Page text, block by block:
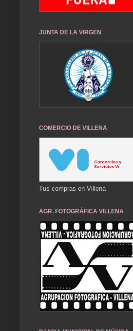
JUNTA DE LA VIRGEN
COMERCIO DE VILLENA
Tus compras en Villena
AGR. FOTOGRÁFICA VILLENA